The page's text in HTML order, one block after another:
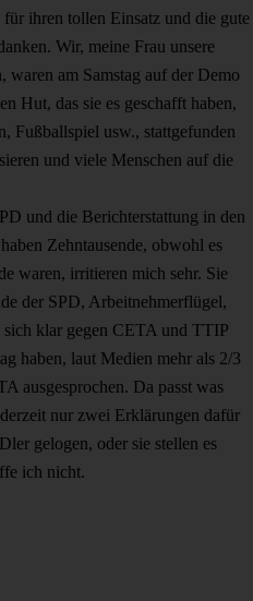
ihren tollen Einsatz und die gute
Wir, meine Frau unsere
waren am Samstag auf der Demo
Hut, das sie es geschafft haben,
Fußballspiel usw., stattgefunden
und viele Menschen auf die
und die Berichterstattung in den
Zehntausende, obwohl es
waren, irritieren mich sehr. Sie
der SPD, Arbeitnehmerflügel,
sich klar gegen CETA und TTIP
haben, laut Medien mehr als 2/3
ausgesprochen. Da passt was
nur zwei Erklärungen dafür
gelogen, oder sie stellen es
ich nicht.